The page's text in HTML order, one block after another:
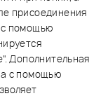
присоединения
с помощью
Дополнительная
с помощью